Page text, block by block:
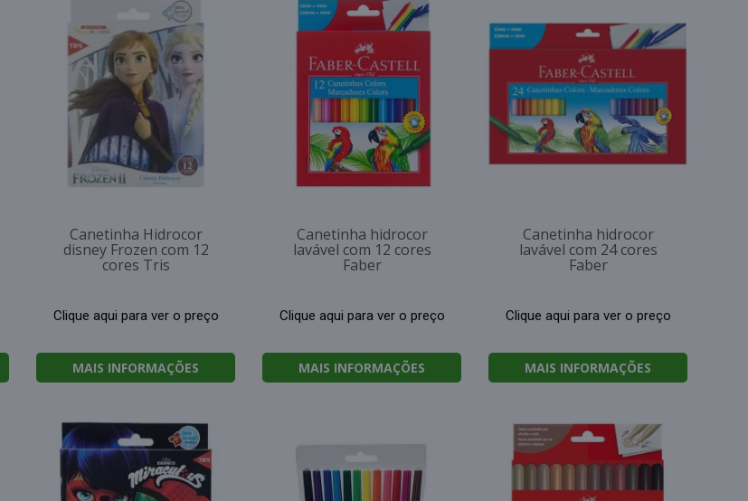
Canetinha Hidrocor
disney Frozen com 12
cores Tris
Clique aqui para ver o preço
MAIS INFORMAÇÕES
Canetinha hidrocor
lavável com 12 cores
Faber
Clique aqui para ver o preço
MAIS INFORMAÇÕES
Canetinha hidrocor
lavável com 24 cores
Faber
Clique aqui para ver o preço
MAIS INFORMAÇÕES